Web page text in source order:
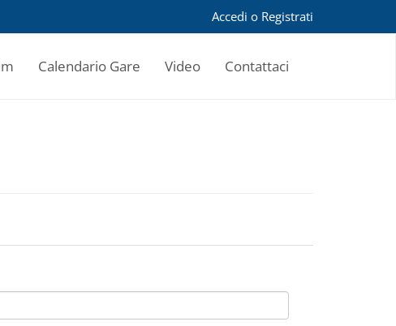
Accedi o Registrati
Calendario Gare Video Contattaci